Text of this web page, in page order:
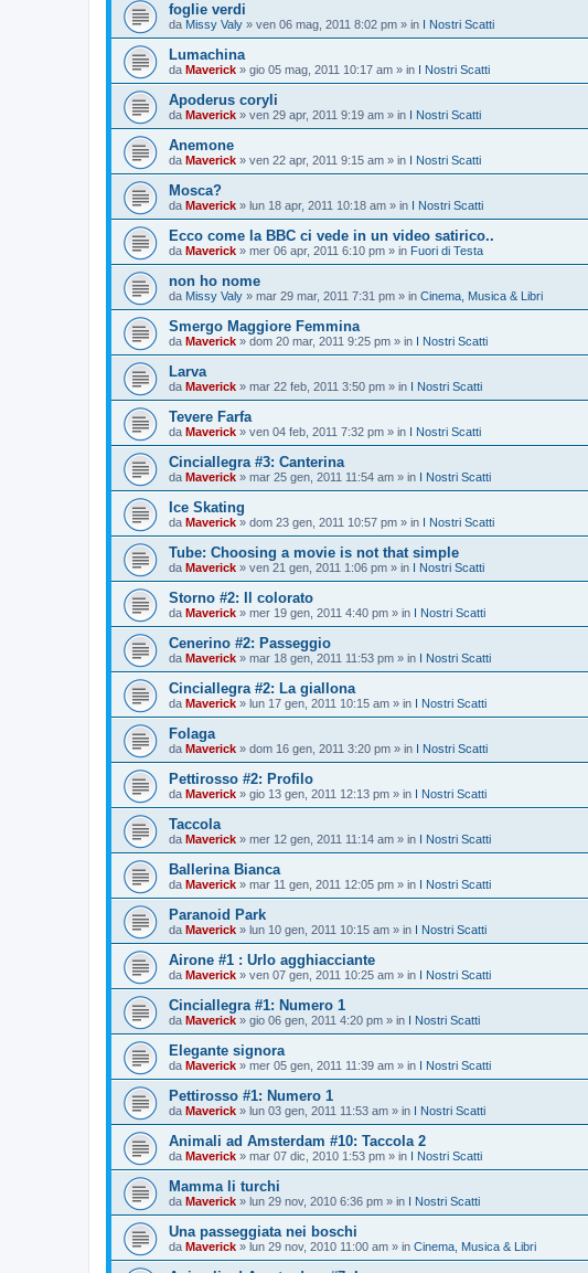
foglie verdi
da Missy Valy » ven 06 mag, 2011 8:02 pm » in I Nostri Scatti
Lumachina
da Maverick » gio 05 mag, 2011 10:17 am » in I Nostri Scatti
Apoderus coryli
da Maverick » ven 29 apr, 2011 9:19 am » in I Nostri Scatti
Anemone
da Maverick » ven 22 apr, 2011 9:15 am » in I Nostri Scatti
Mosca?
da Maverick » lun 18 apr, 2011 10:18 am » in I Nostri Scatti
Ecco come la BBC ci vede in un video satirico..
da Maverick » mer 06 apr, 2011 6:10 pm » in Fuori di Testa
non ho nome
da Missy Valy » mar 29 mar, 2011 7:31 pm » in Cinema, Musica & Libri
Smergo Maggiore Femmina
da Maverick » dom 20 mar, 2011 9:25 pm » in I Nostri Scatti
Larva
da Maverick » mar 22 feb, 2011 3:50 pm » in I Nostri Scatti
Tevere Farfa
da Maverick » ven 04 feb, 2011 7:32 pm » in I Nostri Scatti
Cinciallegra #3: Canterina
da Maverick » mar 25 gen, 2011 11:54 am » in I Nostri Scatti
Ice Skating
da Maverick » dom 23 gen, 2011 10:57 pm » in I Nostri Scatti
Tube: Choosing a movie is not that simple
da Maverick » ven 21 gen, 2011 1:06 pm » in I Nostri Scatti
Storno #2: Il colorato
da Maverick » mer 19 gen, 2011 4:40 pm » in I Nostri Scatti
Cenerino #2: Passeggio
da Maverick » mar 18 gen, 2011 11:53 pm » in I Nostri Scatti
Cinciallegra #2: La giallona
da Maverick » lun 17 gen, 2011 10:15 am » in I Nostri Scatti
Folaga
da Maverick » dom 16 gen, 2011 3:20 pm » in I Nostri Scatti
Pettirosso #2: Profilo
da Maverick » gio 13 gen, 2011 12:13 pm » in I Nostri Scatti
Taccola
da Maverick » mer 12 gen, 2011 11:14 am » in I Nostri Scatti
Ballerina Bianca
da Maverick » mar 11 gen, 2011 12:05 pm » in I Nostri Scatti
Paranoid Park
da Maverick » lun 10 gen, 2011 10:15 am » in I Nostri Scatti
Airone #1 : Urlo agghiacciante
da Maverick » ven 07 gen, 2011 10:25 am » in I Nostri Scatti
Cinciallegra #1: Numero 1
da Maverick » gio 06 gen, 2011 4:20 pm » in I Nostri Scatti
Elegante signora
da Maverick » mer 05 gen, 2011 11:39 am » in I Nostri Scatti
Pettirosso #1: Numero 1
da Maverick » lun 03 gen, 2011 11:53 am » in I Nostri Scatti
Animali ad Amsterdam #10: Taccola 2
da Maverick » mar 07 dic, 2010 1:53 pm » in I Nostri Scatti
Mamma li turchi
da Maverick » lun 29 nov, 2010 6:36 pm » in I Nostri Scatti
Una passeggiata nei boschi
da Maverick » lun 29 nov, 2010 11:00 am » in Cinema, Musica & Libri